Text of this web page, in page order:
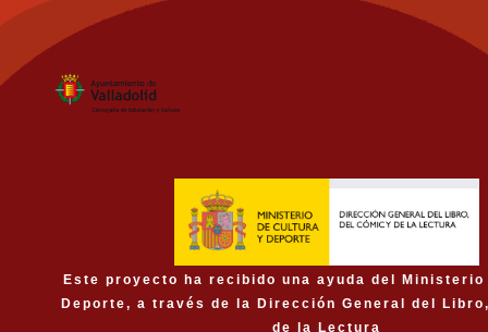
Este proyecto ha recibido una ayuda del
Deporte, a través de la Dirección General del
de la Lectura